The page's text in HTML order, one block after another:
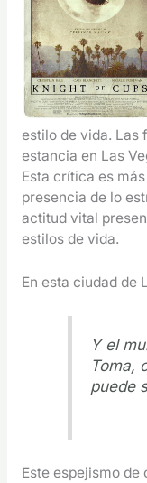
estilo de vida. Las
estancia en Las
Esta crítica es
presencia de lo
actitud vital
estilos de vida.
En esta ciudad de
Y el
Toma,
puede
Este espejismo